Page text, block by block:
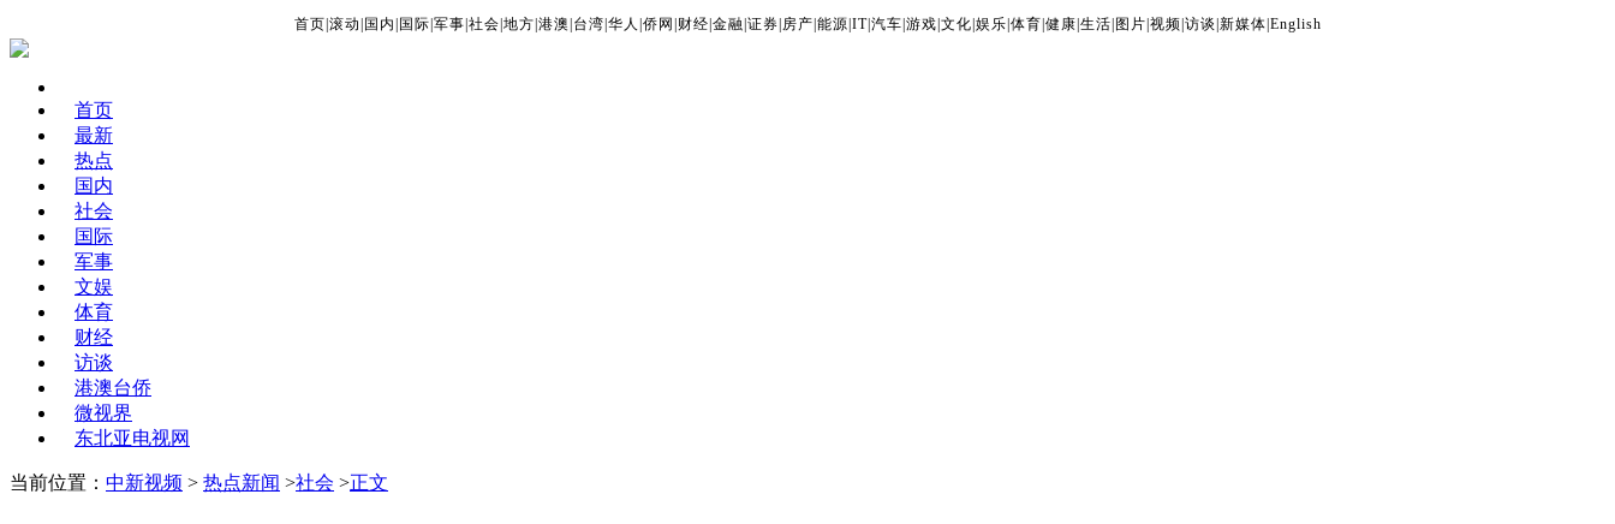
首页 滚动 国内 国际 军事 社会 地方 港澳 台湾 华人 侨网 财经 金融 证券 房产 能源 IT| 汽车 游戏 文化 娱乐 体育 健康 生活 图片 视频 访谈 新媒体 English
首页
最新
热点
国内
社会
国际
军事
文娱
体育
财经
访谈
港澳台侨
微视界
东北亚电视网
当前位置： 中新视频 > 热点新闻 >社会 >正文